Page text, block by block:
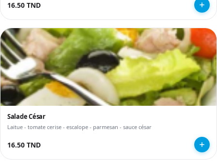
16.50 TND
Salade César
Laitue - tomate cerise - escalope - parmesan - sauce césar
16.50 TND